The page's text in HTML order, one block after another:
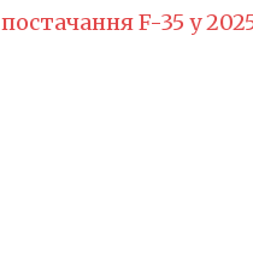
постачання F-35 у